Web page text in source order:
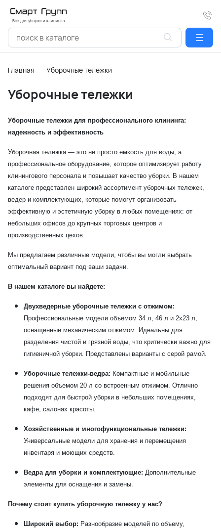
Все для уборки и клининга
Главная Уборочные тележки
Уборочные тележки
Уборочные тележки для профессионального клининга:
надежность и эффективность
Уборочная тележка — это не просто емкость для воды, а
профессиональное оборудование, которое оптимизирует работу
клинингового персонала и повышает качество уборки. В нашем
каталоге представлен широкий ассортимент уборочных тележек,
ведер и комплектующих, которые помогут организовать
эффективную и эстетичную уборку в любых помещениях: от
небольших офисов до крупных торговых центров и
производственных цехов.
Мы предлагаем различные модели, чтобы вы могли выбрать
оптимальный вариант под ваши задачи.
В нашем каталоге вы найдете:
Двухведерные уборочные тележки с отжимом:
Профессиональные модели объемом 34 л, 46 л и 2х23 л,
оснащенные механическим отжимом. Идеальны для
разделения чистой и грязной воды, что критически важно для
гигиеничной уборки. Представлены варианты с серой рамой.
Уборочные тележки-ведра: Компактные и мобильные
решения объемом 20 л со встроенным отжимом. Отлично
подходят для быстрой уборки в небольших помещениях,
кафе, салонах красоты.
Хозяйственные и многофункциональные тележки:
Универсальные модели для хранения и перемещения
инвентаря и моющих средств.
Ведра для уборки и комплектующие: Дополнительные
элементы для оснащения и замены.
Почему стоит купить уборочную тележку у нас?
Широкий выбор: Разнообразие моделей по объему,